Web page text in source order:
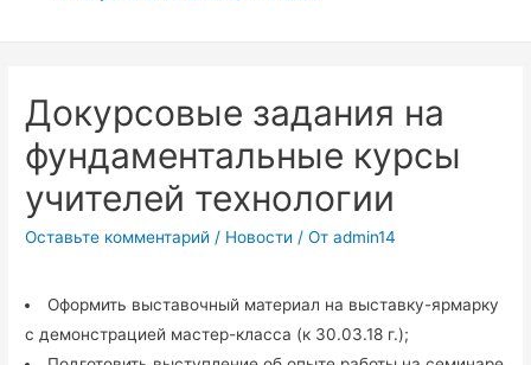
Докурсовые задания на
фундаментальные курсы
учителей технологии
Оставьте комментарий / Новости / От admin14
Оформить выставочный материал на выставку-ярмарку
с демонстрацией мастер-класса (к 30.03.18 г.);